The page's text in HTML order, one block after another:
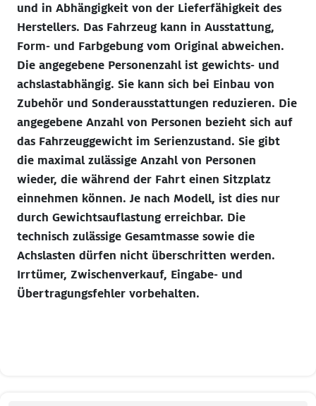
und in Abhängigkeit von der Lieferfähigkeit des
Herstellers. Das Fahrzeug kann in Ausstattung,
Form- und Farbgebung vom Original abweichen.
Die angegebene Personenzahl ist gewichts- und
achslastabhängig. Sie kann sich bei Einbau von
Zubehör und Sonderausstattungen reduzieren. Die
angegebene Anzahl von Personen bezieht sich auf
das Fahrzeuggewicht im Serienzustand. Sie gibt
die maximal zulässige Anzahl von Personen
wieder, die während der Fahrt einen Sitzplatz
einnehmen können. Je nach Modell, ist dies nur
durch Gewichtsauflastung erreichbar. Die
technisch zulässige Gesamtmasse sowie die
Achslasten dürfen nicht überschritten werden.
Irrtümer, Zwischenverkauf, Eingabe- und
Übertragungsfehler vorbehalten.